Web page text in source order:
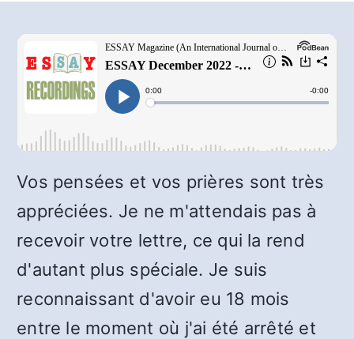
Vos pensées et vos prières sont très
appréciées. Je ne m'attendais pas à
recevoir votre lettre, ce qui la rend
d'autant plus spéciale. Je suis
reconnaissant d'avoir eu 18 mois
entre le moment où j'ai été arrêté et